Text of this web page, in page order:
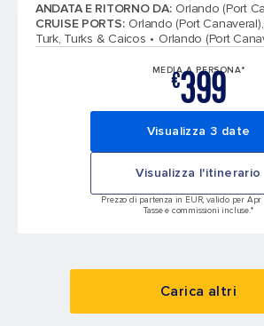
ANDATA E RITORNO DA: Orlando (Port
CRUISE PORTS: Orlando (Port
Turk, Turks & Caicos
Orlando (Port
MEDIA A PERSONA*
€399
Visualizza 3 date
Visualizza l'itinerario
Prezzo di partenza in EUR, valido per Apr
Tasse e commissioni incluse.*
Carica altri